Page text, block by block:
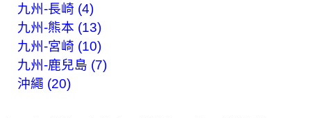
九州-長崎 (4)
九州-熊本 (13)
九州-宮崎 (10)
九州-鹿兒島 (7)
沖繩 (20)